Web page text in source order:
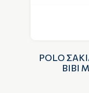
POLΟ
BIBI